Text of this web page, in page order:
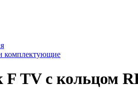
комплектующие
F TV с кольцом